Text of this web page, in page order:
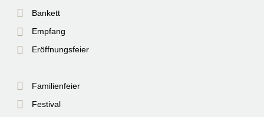
Bankett
Empfang
Eröffnungsfeier
Familienfeier
Festival